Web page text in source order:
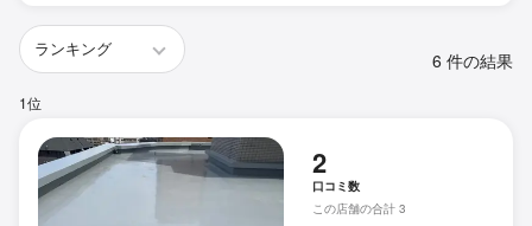
6 件の結果
1位
2
口コミ数
この店舗の合計 3